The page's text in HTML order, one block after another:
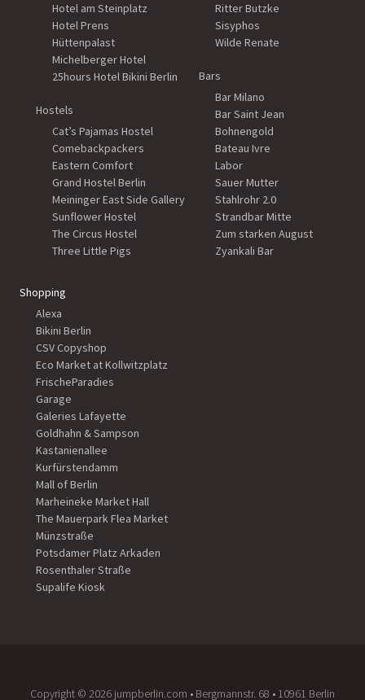
Hotel am Steinplatz
Hotel Prens
Hüttenpalast
Michelberger Hotel
25hours Hotel Bikini Berlin
Hostels
Cat’s Pajamas Hostel
Comebackpackers
Eastern Comfort
Grand Hostel Berlin
Meininger East Side Gallery
Sunflower Hostel
The Circus Hostel
Three Little Pigs
Ritter Butzke
Sisyphos
Wilde Renate
Bars
Bar Milano
Bar Saint Jean
Bohnengold
Bateau Ivre
Labor
Sauer Mutter
Stahlrohr 2.0
Strandbar Mitte
Zum starken August
Zyankali Bar
Shopping
Alexa
Bikini Berlin
CSV Copyshop
Eco Market at Kollwitzplatz
FrischeParadies
Garage
Galeries Lafayette
Goldhahn & Sampson
Kastanienallee
Kurfürstendamm
Mall of Berlin
Marheineke Market Hall
The Mauerpark Flea Market
Münzstraße
Potsdamer Platz Arkaden
Rosenthaler Straße
Supalife Kiosk
Copyright ©️ 2026 jumpberlin.com • Bergmannstr. 68 • 10961 Berlin